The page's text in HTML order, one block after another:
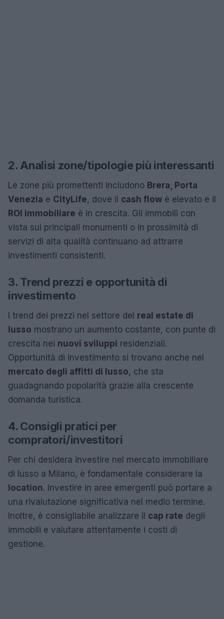
2. Analisi zone/tipologie più interessanti
Le zone più promettenti includono Brera, Porta
Venezia e CityLife, dove il cash flow è elevato e il
ROI immobiliare è in crescita. Gli immobili con
vista sui principali monumenti o in prossimità di
servizi di alta qualità continuano ad attrarre
investimenti consistenti.
3. Trend prezzi e opportunità di
investimento
I trend dei prezzi nel settore del real estate di
lusso mostrano un aumento costante, con punte di
crescita nei nuovi sviluppi residenziali.
Opportunità di investimento si trovano anche nel
mercato degli affitti di lusso, che sta
guadagnando popolarità grazie alla crescente
domanda turistica.
4. Consigli pratici per
compratori/investitori
Per chi desidera investire nel mercato immobiliare
di lusso a Milano, è fondamentale considerare la
location. Investire in aree emergenti può portare a
una rivalutazione significativa nel medio termine.
Inoltre, è consigliabile analizzare il cap rate degli
immobili e valutare attentamente i costi di
gestione.